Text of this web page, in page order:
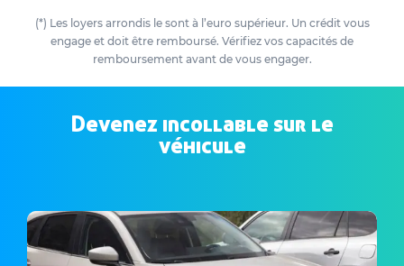
(*) Les loyers arrondis le sont à l’euro supérieur. Un crédit vous
engage et doit être remboursé. Vérifiez vos capacités de
remboursement avant de vous engager.
Devenez incollable sur le
véhicule